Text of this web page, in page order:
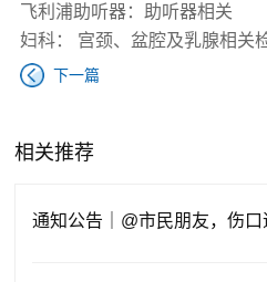
飞利浦助听器：助听器相关
妇科： 宫颈、盆腔及乳腺相关
下一篇
相关推荐
通知公告｜@市民朋友，伤